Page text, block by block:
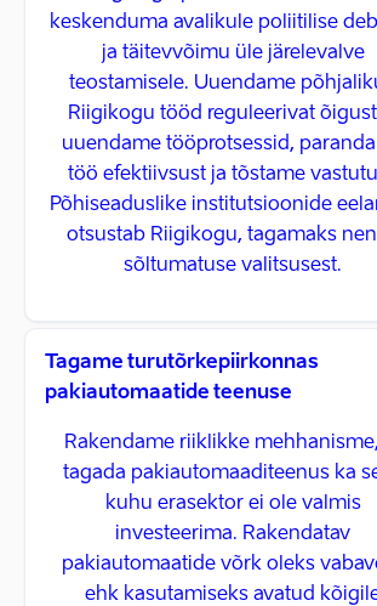
keskenduma avalikule poliitilise
ja täitevvõimu üle järelevalve
teostamisele. Uuendame
Riigikogu tööd reguleerivat
uuendame tööprotsessid,
töö efektiivsust ja tõstame
Põhiseaduslike institutsioonide
otsustab Riigikogu, tagamaks
sõltumatuse valitsusest.
Tagame turutõrkepiirkonnas
pakiautomaatide teenuse
Rakendame riiklikke
tagada pakiautomaaditeenus ka
kuhu erasektor ei ole valmis
investeerima. Rakendatav
pakiautomaatide võrk oleks
ehk kasutamiseks avatud